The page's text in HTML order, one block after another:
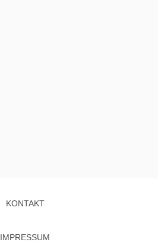
KONTAKT
IMPRESSUM